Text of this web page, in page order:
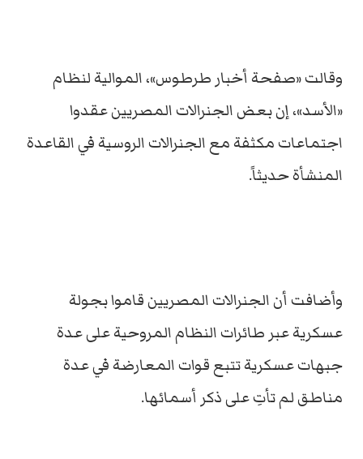
وقالت «صفحة أخبار طرطوس»، الموالية لنظام
«الأسد»، إن بعض الجنرالات المصريين عقدوا
اجتماعات مكثفة مع الجنرالات الروسية في القاعدة
المنشأة حديثاً.
وأضافت أن الجنرالات المصريين قاموا بجولة
عسكرية عبر طائرات النظام المروحية على عدة
جبهات عسكرية تتبع قوات المعارضة في عدة
مناطق لم تأتِ على ذكر أسمائها.